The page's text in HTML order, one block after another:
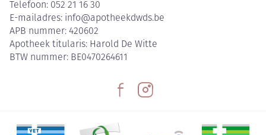
Telefoon: 052 21 16 30
E-mailadres: info@apotheekdwds.be
APB nummer: 420602
Apotheek titularis: Harold De Witte
BTW nummer: BE0470264611